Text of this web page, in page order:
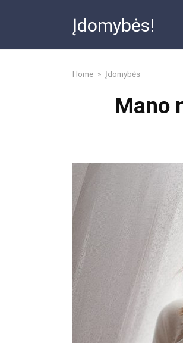
Įdomybės!
Home » Įdomybės
Mano